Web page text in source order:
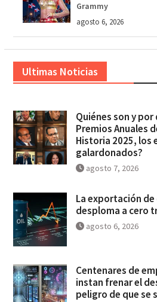
Grammy
agosto 6, 2026
Ultimas Noticias
Quiénes son y
Premios Anuales
Historia 2025, los
galardonados?
agosto 7, 2026
La exportación de
desploma a cero
agosto 6, 2026
Centenares de
instan frenar el
peligro de que se